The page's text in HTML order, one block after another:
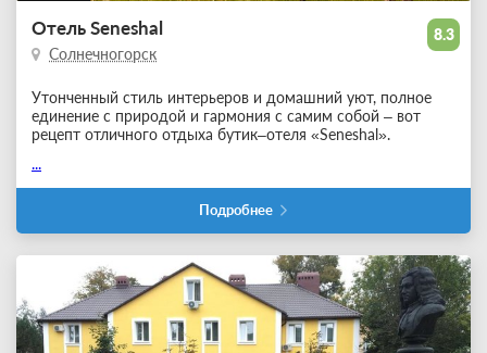
8.3
Отель Seneshal
Солнечногорск
Утонченный стиль интерьеров и домашний уют, полное
единение с природой и гармония с самим собой – вот
рецепт отличного отдыха бутик–отеля «Seneshal».
...
Подробнее